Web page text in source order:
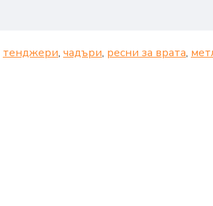
тенджери, чадъри, ресни за врата,